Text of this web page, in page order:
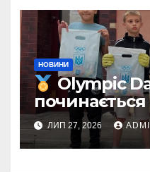
НОВИНИ
Olympic
кроку
ЛИП 27, 2026